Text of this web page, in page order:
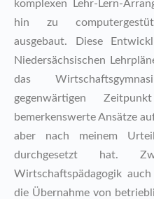
komplexen Lehr-Lern-
hin zu
ausgebaut. Diese
Niedersächsischen
das
gegenwärtigen
bemerkenswerte Ansätze
aber nach meinem
durchgesetzt hat.
Wirtschaftspädagogik
die Übernahme von